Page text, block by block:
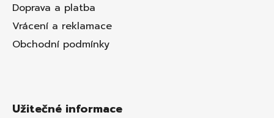
Doprava a platba
Vrácení a reklamace
Obchodní podmínky
Užitečné informace